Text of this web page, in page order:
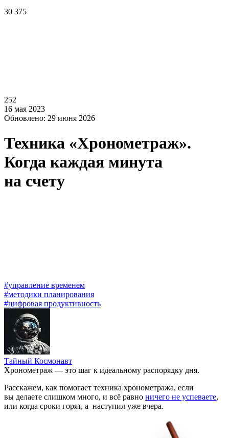
30 375
252
16 мая 2023
Обновлено: 29 июня 2026
Техника «Хронометраж».
Когда каждая минута
на счету
#управление временем
#методики планирования
#цифровая продуктивность
Тайный Космонавт
Хронометраж — это шаг к идеальному распорядку дня.
Расскажем, как помогает техника хронометража, если
вы делаете слишком много, и всё равно ничего не успеваете,
или когда сроки горят, а наступил уже вчера.